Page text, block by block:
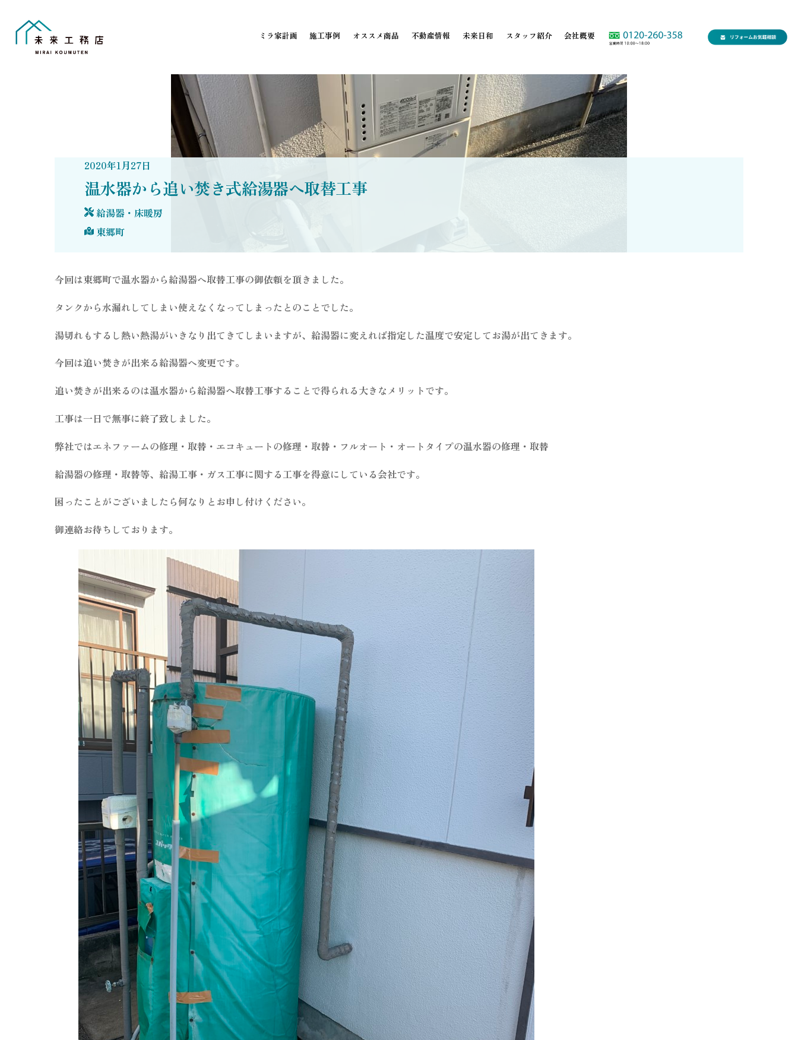
ミラ家計画 施工事例 オススメ商品 不動産情報 未来日和 スタッフ紹介 会社概要
2020年1月27日
温水器から追い焚き式給湯器へ取替工事
給湯器・床暖房
東郷町
今回は東郷町で温水器から給湯器へ取替工事の御依頼を頂きました。
タンクから水漏れしてしまい使えなくなってしまったとのことでした。
湯切れもするし熱い熱湯がいきなり出てきてしまいますが、給湯器に変えれば指定した温度で安定してお湯が出てきます。
今回は追い焚きが出来る給湯器へ変更です。
追い焚きが出来るのは温水器から給湯器へ取替工事することで得られる大きなメリットです。
工事は一日で無事に終了致しました。
弊社ではエネファームの修理・取替・エコキュートの修理・取替・フルオート・オートタイプの温水器の修理・取替
給湯器の修理・取替等、給湯工事・ガス工事に関する工事を得意にしている会社です。
困ったことがございましたら何なりとお申し付けください。
御連絡お待ちしております。